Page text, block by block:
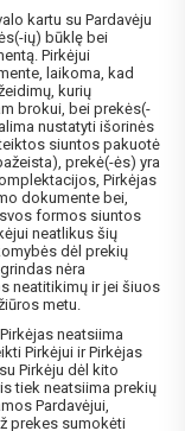
kartu su Pardavėju
ių) būklę bei
Pirkėjui
laikoma, kad
kurių
brokui, bei prekės(-
nustatyti išorinės
siuntos pakuotė
prekė(-ės) yra
Pirkėjas
dokumente bei,
formos siuntos
neatlikus šių
dėl prekių
nėra
neatitikimų ir jei šiuos
metu.
neatsiima
Pirkėjui ir Pirkėjas
Pirkėju dėl kito
tiek neatsiima prekių
Pardavėjui,
prekes sumokėti